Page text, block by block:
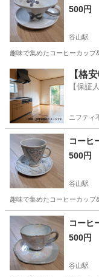
500円
谷山駅
趣味で集めたコーヒーカップ
鹿児島 鹿児島市 谷
【格
【保証
ニフティ
コーヒ
500円
谷山駅
趣味で集めたコーヒーカップ
鹿児島 鹿児島市コーヒ
500円
谷山駅